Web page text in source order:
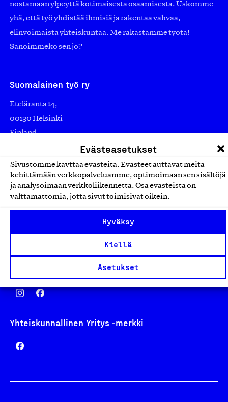
Evästeasetukset
Sivustomme käyttää evästeitä. Evästeet auttavat meitä
kehittämään verkkopalveluamme, optimoimaan sen sisältöjä
ja analysoimaan verkkoliikennettä. Osa evästeistä on
välttämättömiä, jotta sivut toimisivat oikein.
Hyväksy
Kiellä
Asetukset
nostamaan ylpeyttä kotimaisesta osaamisesta. Uskomme
yhä, että työ yhdistää ihmisiä ja rakentaa vahvaa,
elinvoimaista yhteiskuntaa. Me rakastamme työtä!
Sanoimmeko sen jo?
Suomalainen työ ry
Eteläranta 14,
00130 Helsinki
Finland
asiakaspalvelu@suomalainentyo.fi
laskutus@suomalainentyo.fi
Yhteiskunnallinen Yritys -merkki